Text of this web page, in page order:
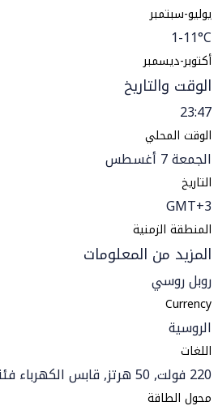
يوليو-سبتمبر
1-11°C
أكتوبر-ديسمبر
الوقت والتاريخ
23:47
الوقت المحلي
الجمعة 7 أغسطس
التاريخ
GMT+3
المنطقة الزمنية
المزيد من المعلومات
روبل روسي
Currency
الروسية
اللغات
220 فولت, 50 هرتز, قابس الكهرباء فئة C/F
محول الطاقة